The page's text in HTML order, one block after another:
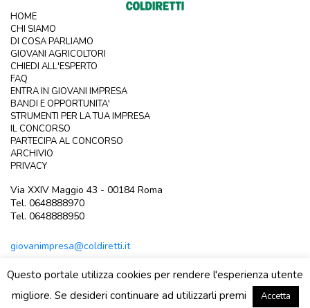
HOME
CHI SIAMO
DI COSA PARLIAMO
GIOVANI AGRICOLTORI
CHIEDI ALL'ESPERTO
FAQ
ENTRA IN GIOVANI IMPRESA
BANDI E OPPORTUNITA'
STRUMENTI PER LA TUA IMPRESA
IL CONCORSO
PARTECIPA AL CONCORSO
ARCHIVIO
PRIVACY
Via XXIV Maggio 43 - 00184 Roma
Tel. 0648888970
Tel. 0648888950
giovanimpresa@coldiretti.it
Questo portale utilizza cookies per rendere l'esperienza utente
migliore. Se desideri continuare ad utilizzarli premi
Accetta